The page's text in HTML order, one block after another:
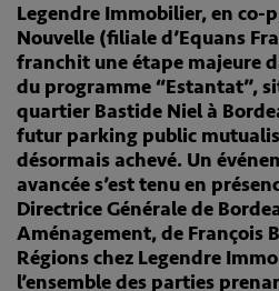
Legendre Immobilier, en co-
Nouvelle (filiale d’Equans
franchit une étape majeure
du programme “Estantat”,
quartier Bastide Niel à
futur parking public
désormais achevé. Un
avancée s’est tenu en
Directrice Générale de
Aménagement, de François
Régions chez Legendre
l’ensemble des parties